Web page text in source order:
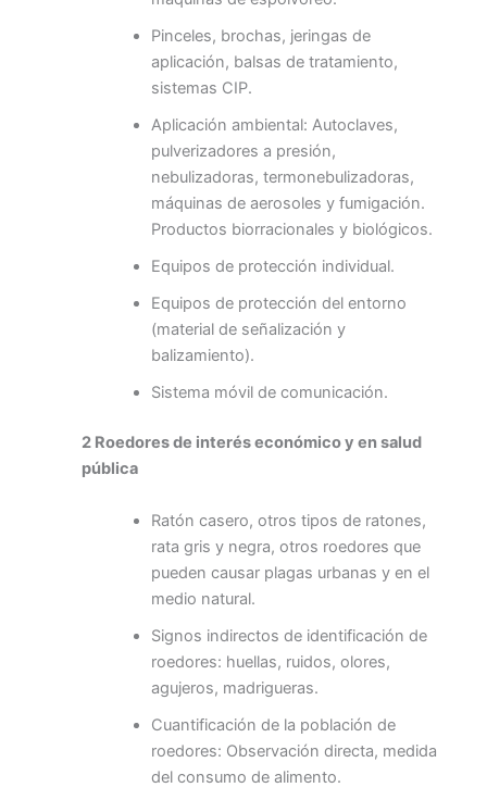
Pinceles, brochas, jeringas de
aplicación, balsas de tratamiento,
sistemas CIP.
Aplicación ambiental: Autoclaves,
pulverizadores a presión,
nebulizadoras, termonebulizadoras,
máquinas de aerosoles y fumigación.
Productos biorracionales y biológicos.
Equipos de protección individual.
Equipos de protección del entorno
(material de señalización y
balizamiento).
Sistema móvil de comunicación.
2 Roedores de interés económico y en salud
pública
Ratón casero, otros tipos de ratones,
rata gris y negra, otros roedores que
pueden causar plagas urbanas y en el
medio natural.
Signos indirectos de identificación de
roedores: huellas, ruidos, olores,
agujeros, madrigueras.
Cuantificación de la población de
roedores: Observación directa, medida
del consumo de alimento.